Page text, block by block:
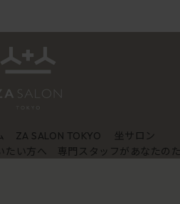
ZA SALON TOKYO
坐サロン
たい方へ 専門スタッフがあなたの